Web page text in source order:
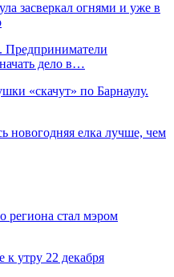
засверкал огнями и уже в
Предприниматели
дело в…
«скачут» по Барнаулу.
новогодняя елка лучше, чем
региона стал мэром
утру 22 декабря